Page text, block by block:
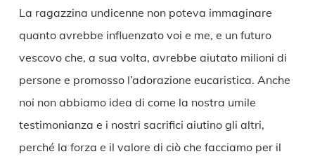
La ragazzina undicenne non poteva immaginare
quanto avrebbe influenzato voi e me, e un futuro
vescovo che, a sua volta, avrebbe aiutato milioni di
persone e promosso l’adorazione eucaristica. Anche
noi non abbiamo idea di come la nostra umile
testimonianza e i nostri sacrifici aiutino gli altri,
perché la forza e il valore di ciò che facciamo per il